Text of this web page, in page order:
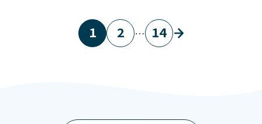
1 2 … 14